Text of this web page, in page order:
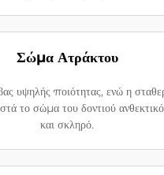
Σώμα Ατράκτου
υψηλής ποιότητας, ενώ η
το σώμα του δοντιού
και σκληρό.